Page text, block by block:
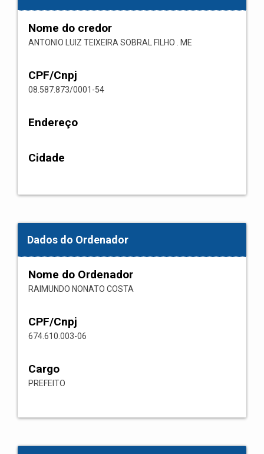
Nome do credor
ANTONIO LUIZ TEIXEIRA SOBRAL FILHO . ME
CPF/Cnpj
08.587.873/0001-54
Endereço
Cidade
Dados do Ordenador
Nome do Ordenador
RAIMUNDO NONATO COSTA
CPF/Cnpj
674.610.003-06
Cargo
PREFEITO